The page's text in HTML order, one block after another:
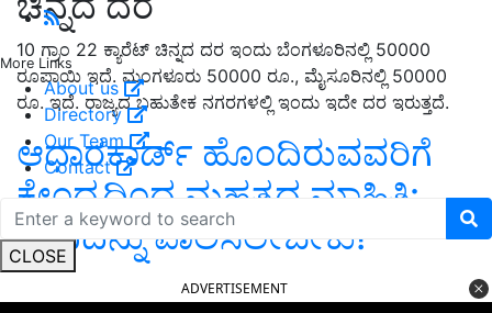
More Links
About us
Directory
Our Team
Contact
CLOSE
10 ಗ್ರಾಂ 22 ಕ್ಯಾರೆಟ್‌ ಚಿನ್ನದ ದರ ಇಂದು ಬೆಂಗಳೂರಿನಲ್ಲಿ 50000
ರೂಪಾಯಿ ಇದೆ. ಮಂಗಳೂರು 50000 ರೂ., ಮೈಸೂರಿನಲ್ಲಿ 50000
ರೂ. ಇದೆ. ರಾಜ್ಯದ ಬಹುತೇಕ ನಗರಗಳಲ್ಲಿ ಇಂದು ಇದೇ ದರ ಇರುತ್ತದೆ.
ಆಧಾರಕಾರ್ಡ್‌ ಹೊಂದಿರುವವರಿಗೆ
ಕೇಂದ್ರದಿಂದ ಮಹತ್ವದ ಮಾಹಿತಿ:
ನೀವಿದನ್ನು ಪಾಲಿಸಲೇಬೇಕು!
ADVERTISEMENT